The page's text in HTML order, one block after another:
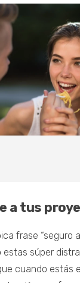
a tus
frase “seguro
estas súper
cuando estás